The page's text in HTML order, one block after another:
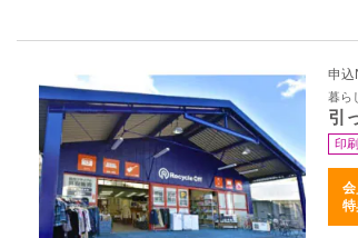
申込
暮ら
引
印
会